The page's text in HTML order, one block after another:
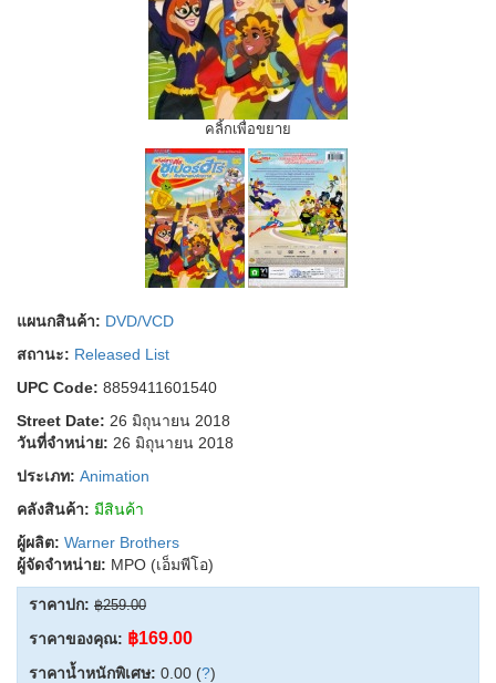
คลิ้กเพื่อขยาย
แผนกสินค้า: DVD/VCD
สถานะ: Released List
UPC Code: 8859411601540
Street Date: 26 มิถุนายน 2018
วันที่จำหน่าย: 26 มิถุนายน 2018
ประเภท: Animation
คลังสินค้า: มีสินค้า
ผู้ผลิต: Warner Brothers
ผู้จัดจำหน่าย: MPO (เอ็มพีโอ)
ราคาปก: ฿259.00
ราคาของคุณ: ฿169.00
ราคาน้ำหนักพิเศษ: 0.00 (?)